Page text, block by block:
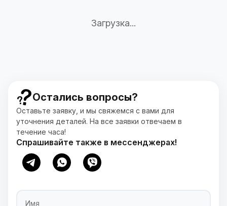
Загрузка...
Остались вопросы?
Оставьте заявку, и мы свяжемся с вами для
уточнения деталей. На все заявки отвечаем в
течение часа!
Спрашивайте также в мессенджерах!